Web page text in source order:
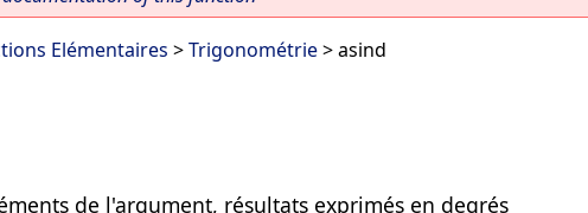
Elémentaires >Trigonométrie> asind
de l'argument, résultats exprimés en degrés